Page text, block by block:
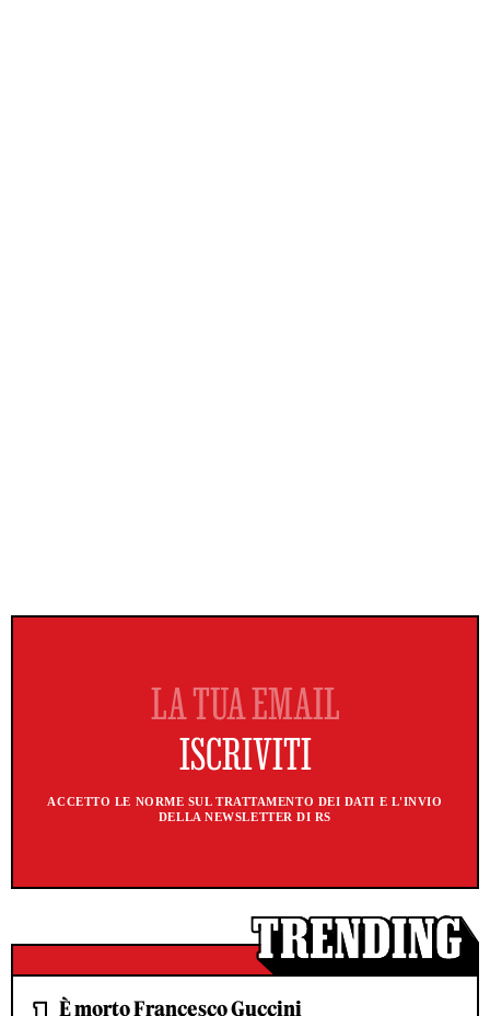
ACCETTO LE NORME SUL TRATTAMENTO DEI DATI E L'INVIO
DELLA NEWSLETTER DI RS
È morto Francesco Guccini